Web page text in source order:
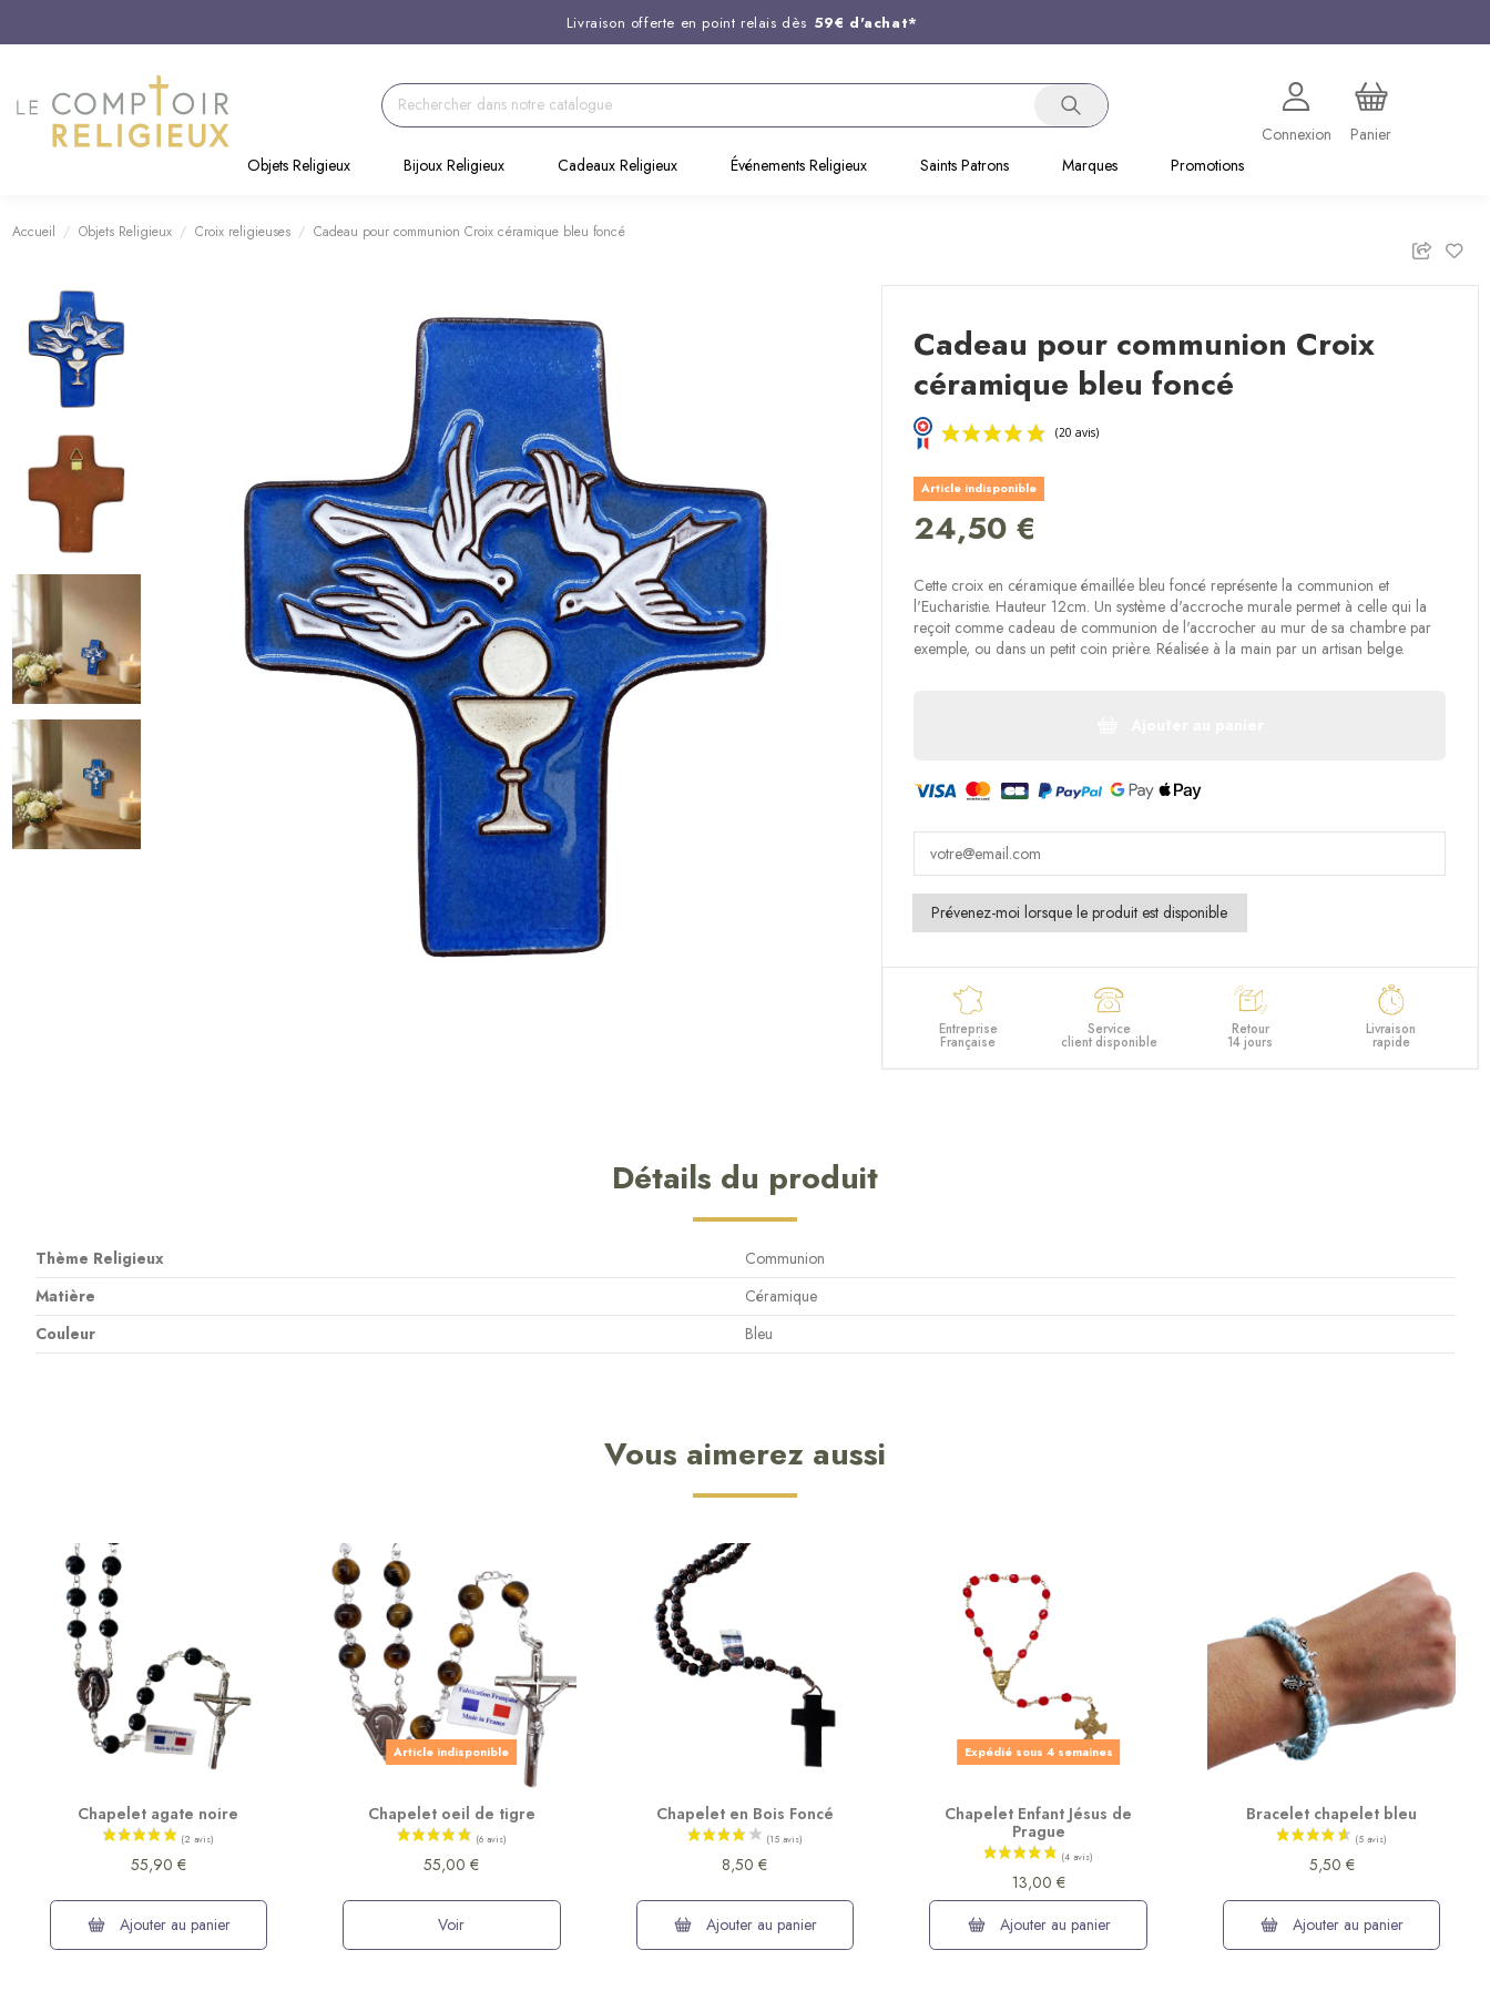
Livraison offerte en point relais dès 59€ d'achat*
Support client disponible au
Commandez avant 14H, expédition le jour même !
Connexion
Panier
Objets Religieux
Bijoux Religieux Cadeaux Religieux Événements Religieux Saints Patrons Marques Promotions
Accueil Objets Religieux Croix religieuses Cadeau pour communion Croix céramique bleu foncé
Cadeau pour communion Croix
céramique bleu foncé
Article indisponible
24,50 €
Cette croix en céramique émaillée bleu foncé représente la communion et
l'Eucharistie. Hauteur 12cm. Un système d'accroche murale permet à celle qui la
reçoit comme cadeau de communion de l'accrocher au mur de sa chambre par
exemple, ou dans un petit coin prière. Réalisée à la main par un artisan belge.
Entreprise
Française
Service
client disponible
Retour
14 jours
Livraison
rapide
Détails du produit
Thème Religieux
Communion
Matière
Céramique
Couleur
Bleu
Vous aimerez aussi
Chapelet agate noire
55,90 €
Ajouter au panier
Article indisponible
Chapelet oeil de tigre
55,00 €
Voir
Chapelet en Bois Foncé
8,50 €
Ajouter au panier
Expédié sous 4 semaines
Chapelet Enfant Jésus de
Prague
13,00 €
Ajouter au panier
Bracelet chapelet bleu
5,50 €
Ajouter au panier